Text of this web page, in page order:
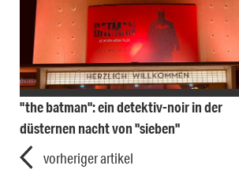
"the batman": ein detektiv-noir in der
düsternen nacht von "sieben"
vorheriger artikel